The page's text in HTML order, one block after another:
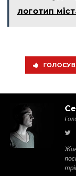
логотип